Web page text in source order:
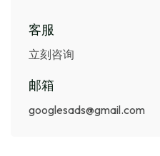
客服
立刻咨询
邮箱
googlesads@gmail.com